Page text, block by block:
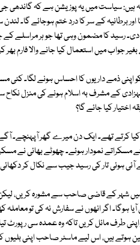
سیاست میں یہ پوزیشن ہے کہ گاندھی
برطانیہ کے سر کا درد ختم ہوجائے گا۔
رسید کا مضمون وہی تھا جو ہر مراسلے کے
جواب میں استعمال کیا جانے والا فارم بھر کر
ذمے داریوں کا احساس ہونے لگا۔ کئی
کے مشرف بہ اسلام ہونے کی منزل نکاح
اختیار کیا جائے گا؟
کیا کرتے تھے۔ ایک دن میرے گھر آپہنچے۔
مسکراتے نمودار ہوئے۔ چھوٹے بھائی نے
ہوئی تار کی رسید جیب سے نکال کر
میں شہر کے قاضی صاحب سے مشورہ
اگر انھوں نے سفارش نہ کی تو
طرف مائل کریں تاکہ وہ عمدہ سی رپورٹ
ہوتے ہیں، اس لیے ماسٹر صاحب اپنی